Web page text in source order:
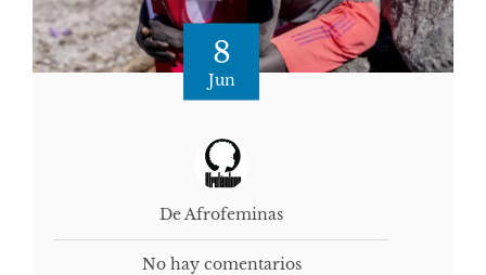
8
Jun
De Afrofeminas
No hay comentarios